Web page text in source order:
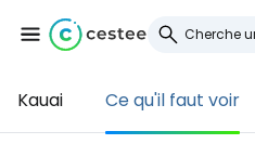
Kauai Ce qu'il faut voir
Se